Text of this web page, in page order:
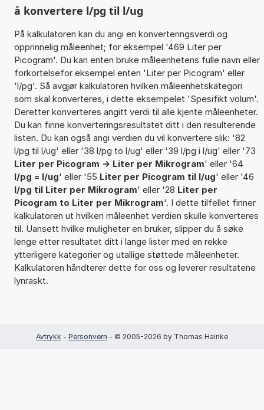
å konvertere l/pg til l/ug
På kalkulatoren kan du angi en konverteringsverdi og
opprinnelig måleenhet; for eksempel '469 Liter per
Picogram'. Du kan enten bruke måleenhetens fulle navn eller
forkortelsefor eksempel enten 'Liter per Picogram' eller
'l/pg'. Så avgjør kalkulatoren hvilken måleenhetskategori
som skal konverteres, i dette eksempelet 'Spesifikt volum'.
Deretter konverteres angitt verdi til alle kjente måleenheter.
Du kan finne konverteringsresultatet ditt i den resulterende
listen. Du kan også angi verdien du vil konvertere slik: '82
l/pg til l/ug' eller '38 l/pg to l/ug' eller '39 l/pg i l/ug' eller '73
Liter per Picogram -> Liter per Mikrogram' eller '64
l/pg = l/ug' eller '55 Liter per Picogram til l/ug' eller '46
l/pg til Liter per Mikrogram' eller '28 Liter per
Picogram to Liter per Mikrogram'. I dette tilfellet finner
kalkulatoren ut hvilken måleenhet verdien skulle konverteres
til. Uansett hvilke muligheter en bruker, slipper du å søke
lenge etter resultatet ditt i lange lister med en rekke
ytterligere kategorier og utallige støttede måleenheter.
Kalkulatoren håndterer dette for oss og leverer resultatene
lynraskt.
Avtrykk - Personvern - © 2005-2026 by Thomas Hainke